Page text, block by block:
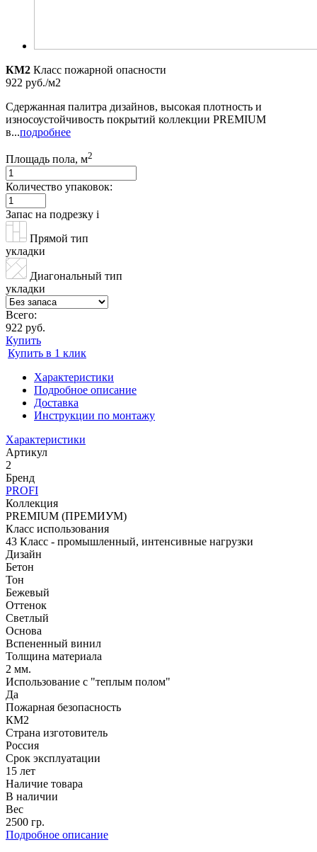
КМ2 Класс пожарной опасности
922 руб./м2
Cдержанная палитра дизайнов, высокая плотность и
износоустойчивость покрытий коллекции PREMIUM
в...подробнее
Площадь пола, м2
Количество упаковок:
Запас на подрезку i
Прямой тип
укладки
Диагональный тип
укладки
Всего:
922 руб.
Купить
Купить в 1 клик
Характеристики
Подробное описание
Доставка
Инструкции по монтажу
Характеристики
Артикул
2
Бренд
PROFI
Коллекция
PREMIUM (ПРЕМИУМ)
Класс использования
43 Класс - промышленный, интенсивные нагрузки
Дизайн
Бетон
Тон
Бежевый
Оттенок
Светлый
Основа
Вспененный винил
Толщина материала
2 мм.
Использование с "теплым полом"
Да
Пожарная безопасность
КМ2
Страна изготовитель
Россия
Срок эксплуатации
15 лет
Наличие товара
В наличии
Вес
2500 гр.
Подробное описание